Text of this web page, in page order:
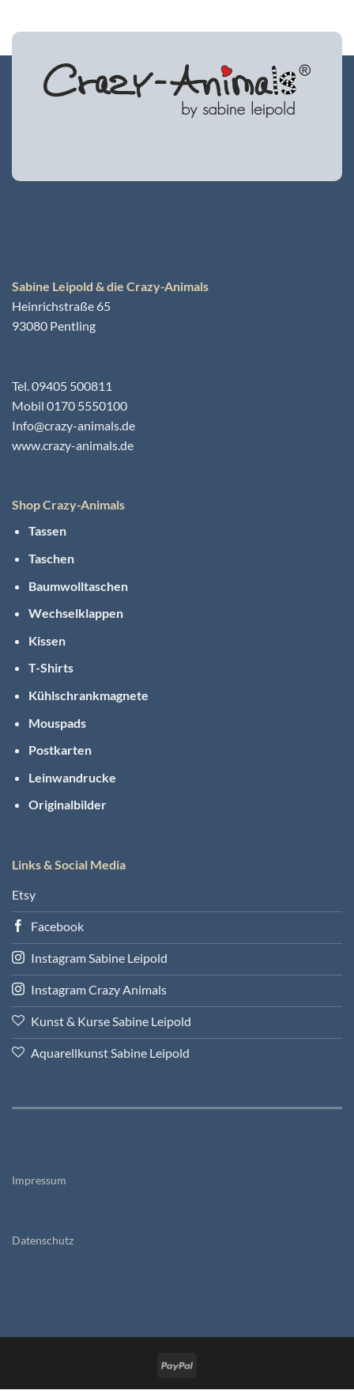
Sabine Leipold & die Crazy-Animals
Heinrichstraße 65
93080 Pentling
Tel. 09405 500811
Mobil 0170 5550100
Info@crazy-animals.de
www.crazy-animals.de
Shop Crazy-Animals
Tassen
Taschen
Baumwolltaschen
Wechselklappen
Kissen
T-Shirts
Kühlschrankmagnete
Mouspads
Postkarten
Leinwandrucke
Originalbilder
Links & Social Media
Etsy
Facebook
Instagram Sabine Leipold
Instagram Crazy Animals
Kunst & Kurse Sabine Leipold
Aquarellkunst Sabine Leipold
Impressum
Datenschutz
PayPal